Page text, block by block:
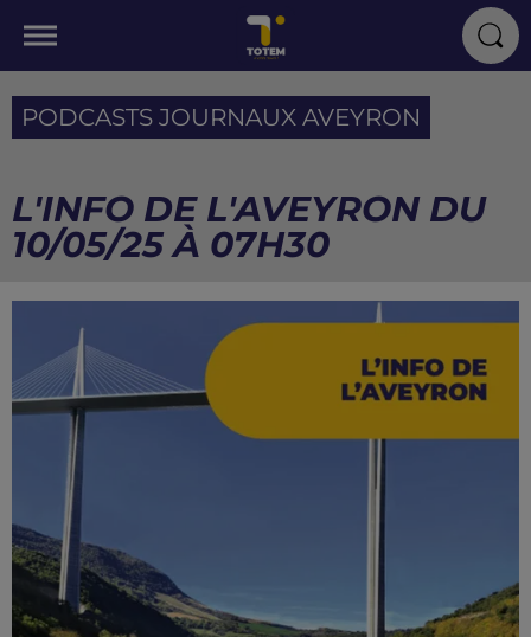
PODCASTS JOURNAUX AVEYRON
L'INFO DE L'AVEYRON DU
10/05/25 À 07H30